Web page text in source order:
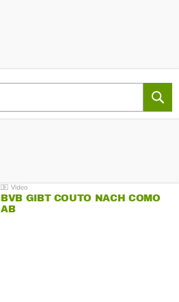
BVB GIBT COUTO NACH COMO
AB